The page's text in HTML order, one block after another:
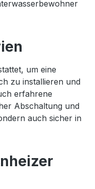
um eine
zu installieren und
erfahrene
Abschaltung und
auch sicher in